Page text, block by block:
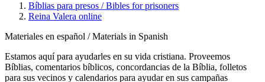
Bíblias para presos / Bibles for prisoners
Reina Valera online
Materiales en español / Materials in Spanish
Estamos aquí para ayudarles en su vida cristiana. Proveemos
Bíblias, comentarios bíblicos, concordancias de la Bíblia, folletos
para sus vecinos y calendarios para ayudar en sus campañas